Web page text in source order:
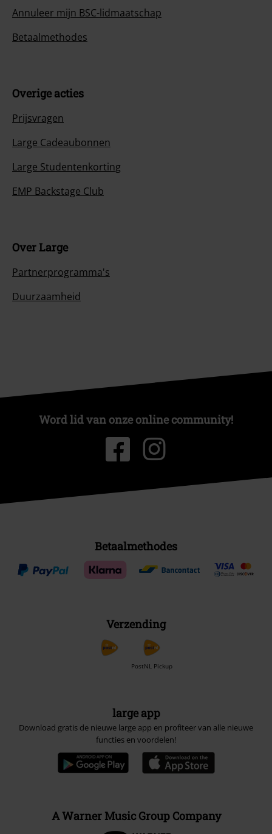
Annuleer mijn BSC-lidmaatschap
Betaalmethodes
Overige acties
Prijsvragen
Large Cadeaubonnen
Large Studentenkorting
EMP Backstage Club
Over Large
Partnerprogramma's
Duurzaamheid
Word lid van onze online community!
Betaalmethodes
Verzending
PostNL Pickup
large app
Download gratis de nieuwe large app en profiteer van alle nieuwe
functies en voordelen!
A Warner Music Group Company